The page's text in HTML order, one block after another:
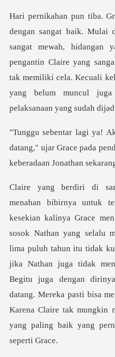
hidangan
pengantin Claire yang
tak memiliki cela. Kecuali
datang," ujar Grace pada
lima puluh tahun itu tidak
jika Nathan juga tidak
Begitu juga dengan